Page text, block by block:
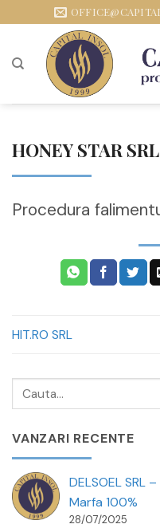
conținut
HONEY STAR SRL
Procedura
HIT.RO SRL
VANZARI RECENTE
DELSOEL SRL
Marfa 100%
28/07/2025